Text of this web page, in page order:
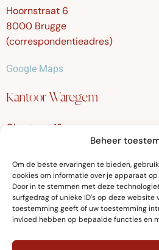
Beheer
Om de beste ervaringen te bieden,
cookies om informatie over je apparaat
Door in te stemmen met deze
surfgedrag of unieke ID's op deze website
toestemming geeft of uw toestemming
invloed hebben op bepaalde functies en
Hoornstraat 6
8000 Brugge
(correspondentieadres)
Google Maps
Kantoor Waregem
Olmstraat 12
Google Maps